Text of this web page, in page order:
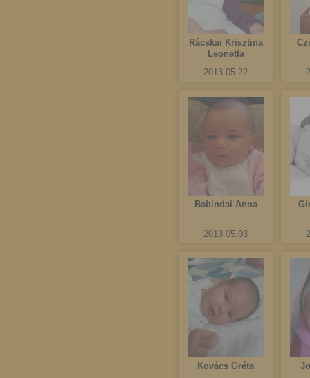
Rácskai Krisztina
Leonetta
2013.05.22
Babindai Anna
2013.05.03
Kovács Gréta